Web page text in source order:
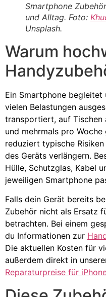
Smartphone
und Alltag. Foto:
Unsplash.
Warum
Ein Smartphone
vielen Belastungen
transportiert, auf
und mehrmals pro Woche
reduziert typische
des Geräts verlängern.
Hülle, Schutzglas, Kabel
jeweiligen Smartphone
Falls dein Gerät bereits
Zubehör nicht als Ersatz
betrachten. Bei einem
du Informationen zur
Die aktuellen Kosten für
außerdem direkt in
Reparaturpreise für